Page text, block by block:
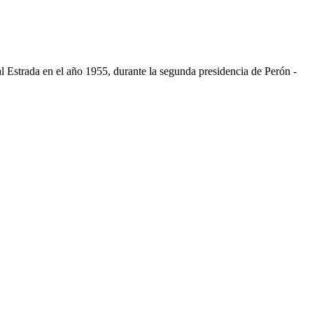
Estrada en el año 1955, durante la segunda presidencia de Perón -